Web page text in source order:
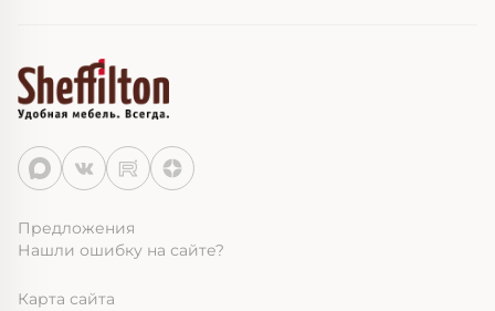
Предложения
Нашли ошибку на сайте?
Карта сайта